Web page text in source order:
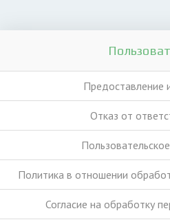
Предоставление
Отказ от
Политика в отношении
Согласие на обработку